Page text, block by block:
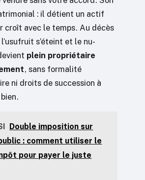
: il détient un actif
croît avec le temps. Au décès
s’éteint et le nu-
plein propriétaire
, sans formalité
ni droits de succession à
Double imposition sur
: comment utiliser le
pour payer le juste